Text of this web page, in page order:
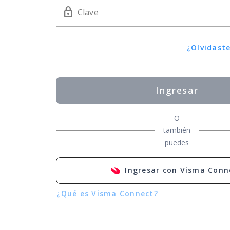
lock_outline Clave
Ingresar
O
también
puedes
Ingresar con Visma
¿Qué es Visma Connect?